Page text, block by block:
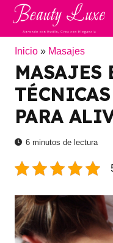
Inicio » Masajes
MASAJES
PARA
6 minutos de lectura